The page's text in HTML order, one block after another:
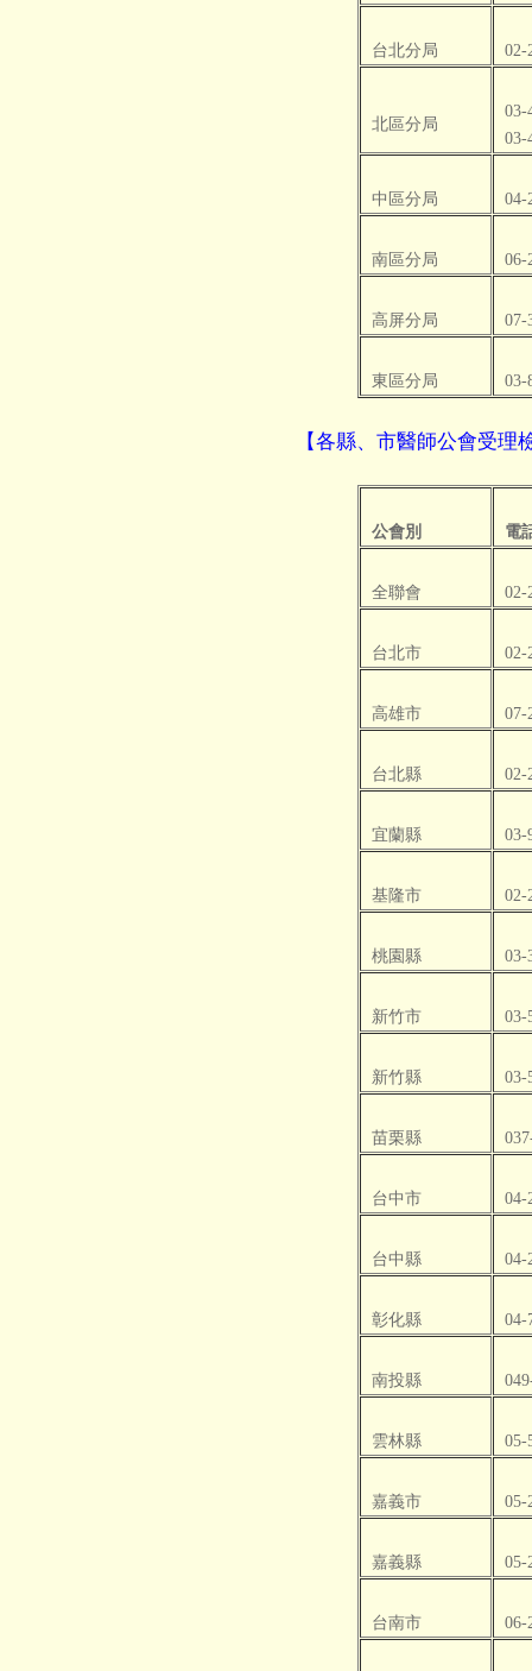
台北分局 02-
北區分局
03-
03-
中區分局 04-
南區分局 06-
高屏分局 07-
東區分局 03-
【各縣、市醫師公會受理
公會別 電
全聯會 02-
台北市 02-
高雄市 07-
台北縣 02-
宜蘭縣 03-
基隆市 02-
桃園縣 03-
新竹市 03-
新竹縣 03-
苗栗縣
台中市 04-
台中縣 04-
彰化縣 04-
南投縣
雲林縣 05-
嘉義市 05-
嘉義縣 05-
台南市 06-